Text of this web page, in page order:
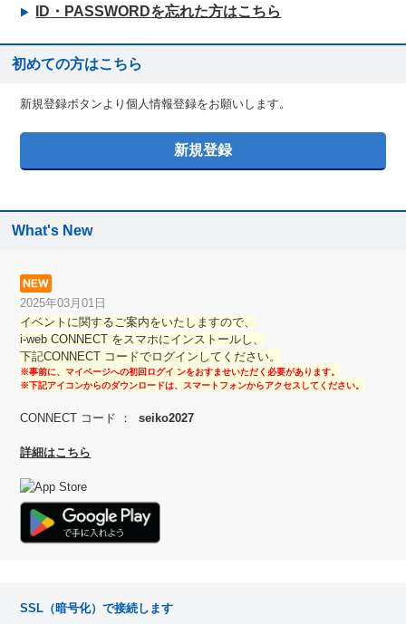
ID・PASSWORDを忘れた方はこちら
初めての方はこちら
新規登録ボタンより個人情報登録をお願いします。
What's New
2025年03月01日
イベントに関するご案内をいたしますので、
i-web CONNECT をスマホにインストールし、
下記CONNECT コードでログインしてください。
※事前に、マイページへの初回ログイ ンをおすませいただく必要があります。
※下記アイコンからのダウンロードは、スマートフォンからアクセスしてください。
CONNECT コード ：seiko2027
詳細はこちら
SSL（暗号化）で接続します